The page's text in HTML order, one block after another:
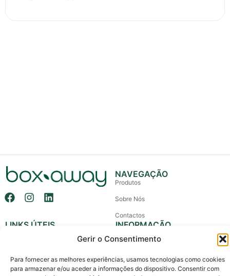
Gerir o Consentimento
Para fornecer as melhores experiências, usamos tecnologias como cookies
para armazenar e/ou aceder a informações do dispositivo. Consentir com
NAVEGAÇÃO
Produtos
Sobre Nós
Contactos
LINKS ÚTEIS
Termos e Condições
INFORMAÇÃO
+351 914 102 500
(Chamada para rede móvel nacional)
info@boxaway.pt
Entregas em todo o País